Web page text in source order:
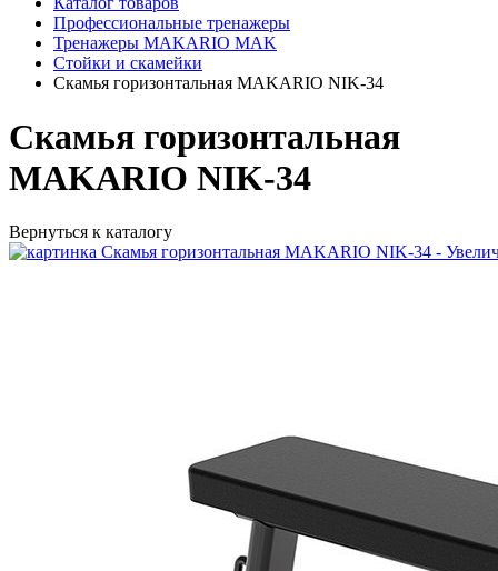
Профессиональные тренажеры
Тренажеры MAKARIO MAK
Стойки и скамейки
Скамья горизонтальная MAKARIO NIK-34
Скамья горизонтальная
MAKARIO NIK-34
Вернуться к каталогу